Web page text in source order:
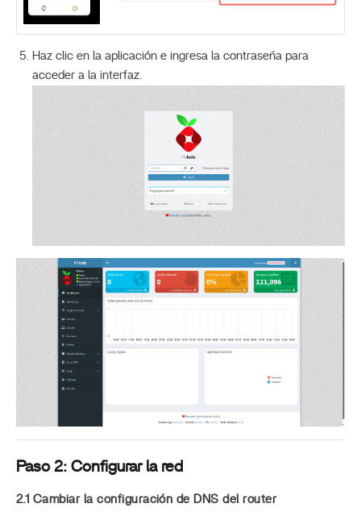
Haz clic en la aplicación e ingresa la contraseña para
acceder a la interfaz.
Paso 2: Configurar la red
2.1 Cambiar la configuración de DNS del router